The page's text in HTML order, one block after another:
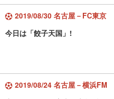
2019/08/30 名古屋－FC東京
今日は「餃子天国」!
2019/08/24 名古屋－横浜FM